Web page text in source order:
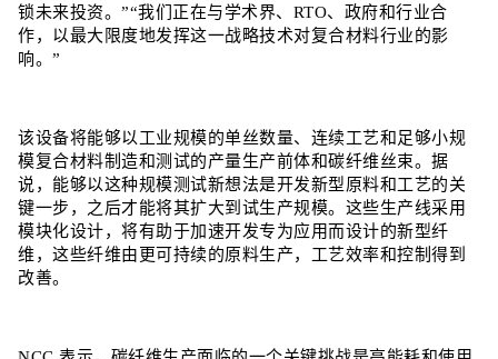
锁未来投资。”“我们正在与学术界、RTO、政府和行业合
作，以最大限度地发挥这一战略技术对复合材料行业的影
响。”
该设备将能够以工业规模的单丝数量、连续工艺和足够小规
模复合材料制造和测试的产量生产前体和碳纤维丝束。据
说，能够以这种规模测试新想法是开发新型原料和工艺的关
键一步，之后才能将其扩大到试生产规模。这些生产线采用
模块化设计，将有助于加速开发专为应用而设计的新型纤
维，这些纤维由更可持续的原料生产，工艺效率和控制得到
改善。